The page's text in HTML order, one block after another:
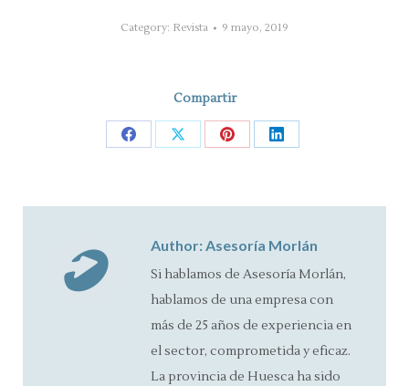
Category: Revista 9 mayo, 2019
Compartir
Share Share Share Share
Author: Asesoría Morlán
Si hablamos de Asesoría Morlán,
hablamos de una empresa con
más de 25 años de experiencia en
el sector, comprometida y eficaz.
La provincia de Huesca ha sido